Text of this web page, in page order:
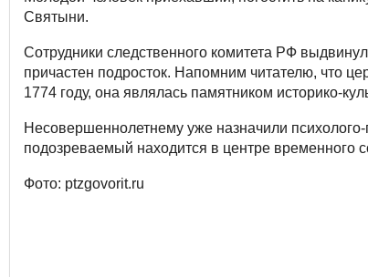
Святыни.
Сотрудники следственного комитета РФ
причастен подросток. Напомним читателю, что
1774 году, она являлась памятником историко-
Несовершеннолетнему уже назначили
подозреваемый находится в центре
Фото: ptzgovorit.ru